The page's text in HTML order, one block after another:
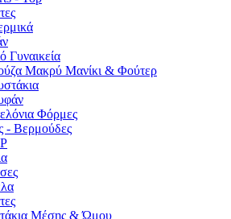
Γυναικεία
Μακρύ Μανίκι & Φούτερ
Φόρμες
- Βερμούδες
Μέσης & Ώμου